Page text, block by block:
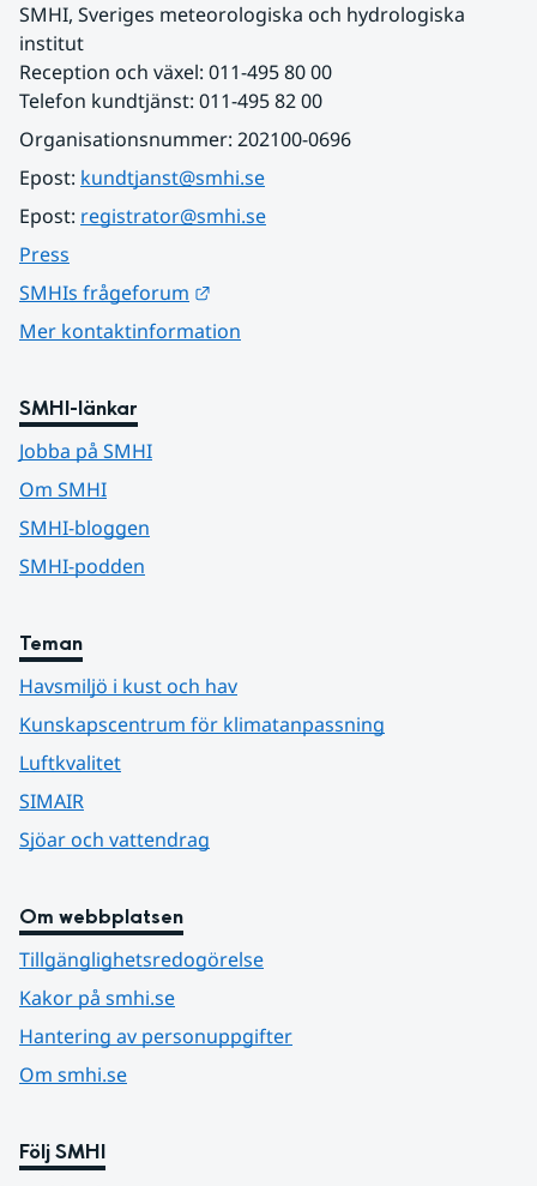
SMHI, Sveriges meteorologiska och hydrologiska
institut
Reception och växel: 011-495 80 00
Telefon kundtjänst: 011-495 82 00
Organisationsnummer: 202100-0696
Epost: kundtjanst@smhi.se
Epost: registrator@smhi.se
Press
SMHIs frågeforum
Mer kontaktinformation
SMHI-länkar
Jobba på SMHI
Om SMHI
SMHI-bloggen
SMHI-podden
Teman
Havsmiljö i kust och hav
Kunskapscentrum för klimatanpassning
Luftkvalitet
SIMAIR
Sjöar och vattendrag
Om webbplatsen
Tillgänglighetsredogörelse
Kakor på smhi.se
Hantering av personuppgifter
Om smhi.se
Följ SMHI